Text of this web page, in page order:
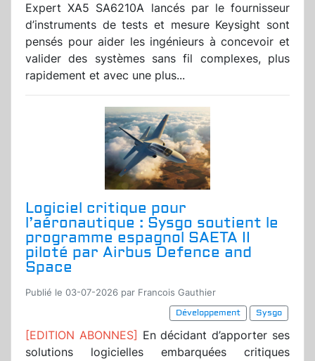
Expert XA5 SA6210A lancés par le fournisseur
d’instruments de tests et mesure Keysight sont
pensés pour aider les ingénieurs à concevoir et
valider des systèmes sans fil complexes, plus
rapidement et avec une plus...
Logiciel critique pour
l’aéronautique : Sysgo soutient le
programme espagnol SAETA II
piloté par Airbus Defence and
Space
Publié le 03-07-2026 par Francois Gauthier
Développement
Sysgo
[EDITION ABONNES] En décidant d’apporter ses
solutions logicielles embarquées critiques